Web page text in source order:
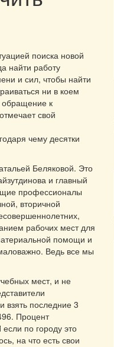
поиска новой
найти работу
и сил, чтобы найти
ни в коем
обращение к
свой
чему десятки
Беляковой. Это
и главный
профессионалы
вторичной
рабочих мест для
помощи и
Ведь все мы
мест, и не
взять последние 3
Процент
по городу это
на что есть свои